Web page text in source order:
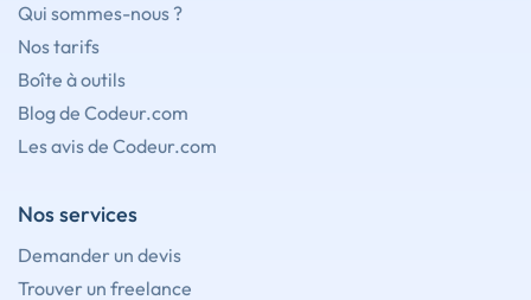
Qui sommes-nous ?
Nos tarifs
Boîte à outils
Blog de Codeur.com
Les avis de Codeur.com
Nos services
Demander un devis
Trouver un freelance